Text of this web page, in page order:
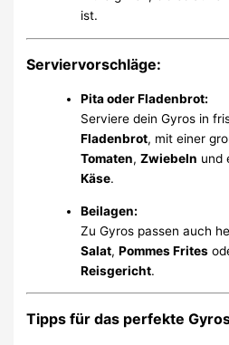
ist.
Serviervorschläge:
Pita oder Fladenbrot:
Serviere dein Gyros in
Fladenbrot, mit einer
Tomaten,Zwiebeln und
Käse.
Beilagen:
Zu Gyros passen auch
Salat,Pommes Frites
Reisgericht.
Tipps für das perfekte